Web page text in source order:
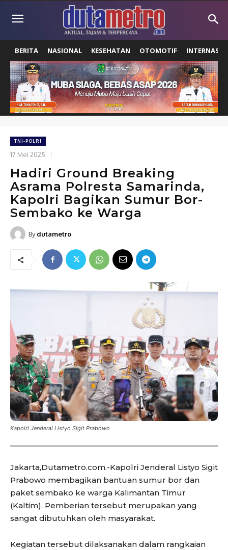
BERITA NASIONAL KESEHATAN OTOMOTIF
TNI-POLRI
17 Mei 2025
Hadiri Ground Breaking
Asrama Polresta Samarinda,
Kapolri Bagikan Sumur Bor-
Sembako ke Warga
By dutametro
Kapolri Jenderal Listyo Sigit Prabowo
Jakarta,Dutametro.com.-Kapolri Jenderal Listyo Sigit
Prabowo membagikan bantuan sumur bor dan
paket sembako ke warga Kalimantan Timur
(Kaltim). Pemberian tersebut merupakan yang
sangat dibutuhkan oleh masyarakat.
Kegiatan tersebut dilaksanakan dalam rangkaian